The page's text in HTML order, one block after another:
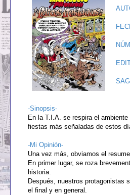
-Sinopsis-
En la T.I.A. se respira el
fiestas más señaladas de estos
-Mi Opinión-
Una vez más, obviamos el
En primer lugar, se roza
historia.
Después, nuestros protagonistas
el final y en general.